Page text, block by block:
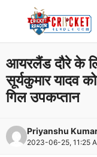
आयरलैंड दौरे के
सूर्यकुमार यादव
गिल उपकप्तान
Priyanshu
2023-06-25, 11:25